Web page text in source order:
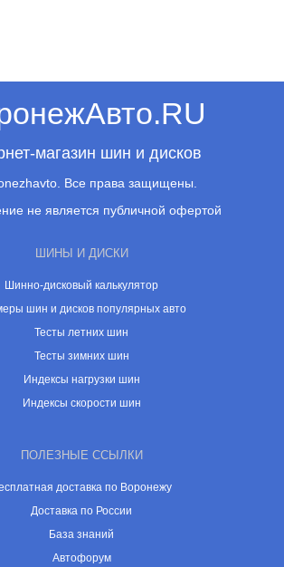
магазин шин и дисков
Все права защищены.
не является публичной офертой
ШИНЫ И ДИСКИ
Шинно-дисковый калькулятор
шин и дисков популярных авто
Тесты летних шин
Тесты зимних шин
Индексы нагрузки шин
Индексы скорости шин
ПОЛЕЗНЫЕ ССЫЛКИ
доставка по Воронежу
Доставка по России
База знаний
Автофорум